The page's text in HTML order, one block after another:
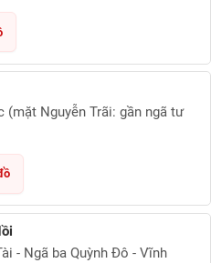
(mặt Nguyễn Trãi: gần ngã tư
- Ngã ba Quỳnh Đô - Vĩnh